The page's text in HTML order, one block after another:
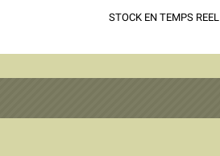
STOCK EN TEMPS REEL